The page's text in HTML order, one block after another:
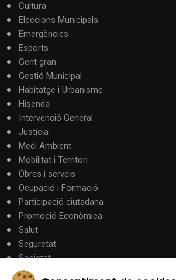
Cultura
Eleccions Municipals
Emergències
Esports
Gent gran
Gestió Municipal
Habitatge i Urbanisme
Hisenda
Intervenció General
Justícia
Medi Ambient
Mobilitat i Territori
Obres i serveis
Ocupació i Formació
Participació ciutadana
Promoció Econòmica
Salut
Seguretat
Societat
Turisme